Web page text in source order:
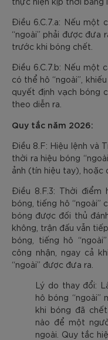
Điều 6.C.7.a: Nếu một
“ngoài” phải được đưa
trước khi bóng chết.
Điều 6.C.7.b: Nếu một
có thể hô “ngoài”,
quyết định vạch bóng
theo diễn ra.
Quy tắc năm 2026:
Điều 8.F: Hiệu lệnh và
thời ra hiệu bóng
ảnh (tín hiệu tay), hoặc
Điều 8.F.3: Thời điểm
bóng, tiếng hô “ngoài”
bóng được đối thủ
không, trận đấu vẫn
bóng, tiếng hô
công nhận, ngay cả
“ngoài” được đưa ra.
Lý do thay đổi:
hô bóng “ngoài”
khi bóng đã
nào để một
ngoài. Quy tắc